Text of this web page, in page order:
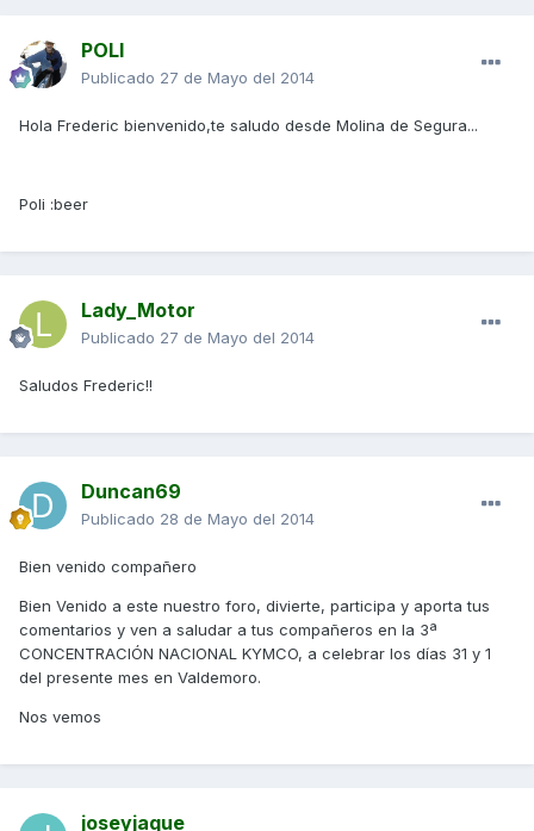
POLI
Publicado 27 de Mayo del 2014
Hola Frederic bienvenido,te saludo desde Molina de Segura...
Poli :beer
Lady_Motor
Publicado 27 de Mayo del 2014
Saludos Frederic!!
Duncan69
Publicado 28 de Mayo del 2014
Bien venido compañero
Bien Venido a este nuestro foro, divierte, participa y aporta tus
comentarios y ven a saludar a tus compañeros en la 3ª
CONCENTRACIÓN NACIONAL KYMCO, a celebrar los días 31 y 1
del presente mes en Valdemoro.
Nos vemos
joseyjaque